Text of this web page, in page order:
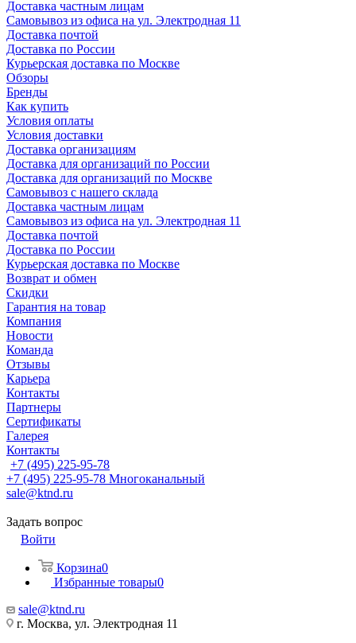
Доставка частным лицам
Самовывоз из офиса на ул. Электродная 11
Доставка почтой
Доставка по России
Курьерская доставка по Москве
Обзоры
Бренды
Как купить
Условия оплаты
Условия доставки
Доставка организациям
Доставка для организаций по России
Доставка для организаций по Москве
Самовывоз с нашего склада
Доставка частным лицам
Самовывоз из офиса на ул. Электродная 11
Доставка почтой
Доставка по России
Курьерская доставка по Москве
Возврат и обмен
Скидки
Гарантия на товар
Компания
Новости
Команда
Отзывы
Карьера
Контакты
Партнеры
Сертификаты
Галерея
Контакты
+7 (495) 225-95-78
+7 (495) 225-95-78 Многоканальный
sale@ktnd.ru
Задать вопрос
Войти
Корзина0
Избранные товары0
sale@ktnd.ru
г. Москва, ул. Электродная 11